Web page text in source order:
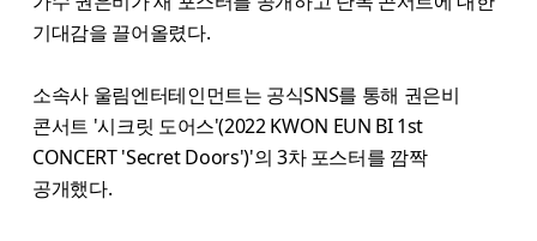
기대감을 끌어올렸다.
소속사 울림엔터테인먼트는 공식SNS를 통해 권은비
콘서트 '시크릿 도어스'(2022 KWON EUN BI 1st
CONCERT 'Secret Doors')'의 3차 포스터를 깜짝
공개했다.